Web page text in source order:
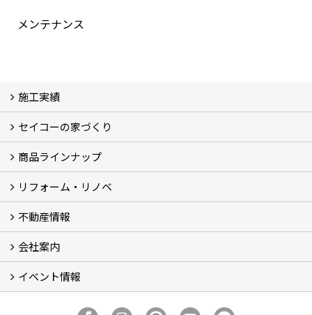
メンテナンス
施工実績
フォトギャラリー
完工事例
お客様の声
セイコーの家づくり
家づくりコンセプト (2)
家づくりの特徴 (16)
□高性能住宅 (4)
□OMソーラーハウス (5)
□55歳からの家づくり
□わざわ座
□快適性 (4)
□光熱費 (3)
家づくりコラム
メンテナンス
商品ラインナップ
モデルハウス「Vita -ヴィータ-」
リノベーション モデルハウス「Crear -クレア-」
平屋の家
建築家とつくる家 (10)
リフォーム・リノベ
セイコーのリフォーム・リノベ
もっと知りたい、セイコーのリフォーム・リノベ
不動産情報
田宮・矢三の不動産ならセイコーハウジング
土地・中古住宅情報
賃貸情報
実家相続
ECOTOWN西矢三第3期・第4期分譲中
会社案内
会社概要
アクセス
スタッフ紹介
家づくりコラム
消費者志向自主宣言
ZEHビルダー2025年度実績報告書
SDGs宣言
リクルート
プライバシーポリシー
ご紹介キャンペーン
イベント情報
イベント予告
イベント報告